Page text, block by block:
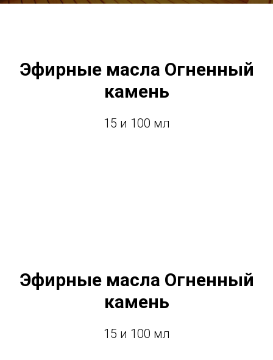
Эфирные масла Огненный
камень
15 и 100 мл
Эфирные масла Огненный
камень
15 и 100 мл